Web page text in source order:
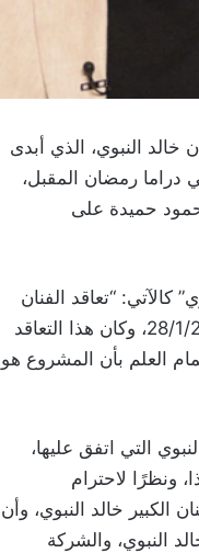
خالد النبوي، الذي أبدى
دراما رمضان المقبل،
حميدة على
كالآتي: “تعاقد الفنان
على مسلسل “لما كنا صغيرين” بتاريخ 28/1/2020، وكان هذا التعاقد
تحضيره منذ أوائل عام 2019، وهو يعلم تمام العلم بأن المشروع هو
التي اتفق عليها،
بهذا، ونظرًا لاحترام
الكبير خالد النبوي، وأن
النبوي، والشركة